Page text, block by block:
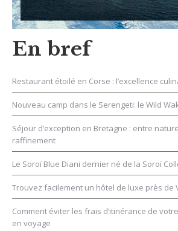
En bref
Restaurant étoilé en Corse : l’excellence
Nouveau camp dans le Serengeti: le Wild
Séjour d’exception en Bretagne : entre
raffinement
Le Soroï Blue Diani dernier né de la Soroï
Trouvez facilement un hôtel de luxe près de
Comment éviter les frais d’itinérance de
en voyage